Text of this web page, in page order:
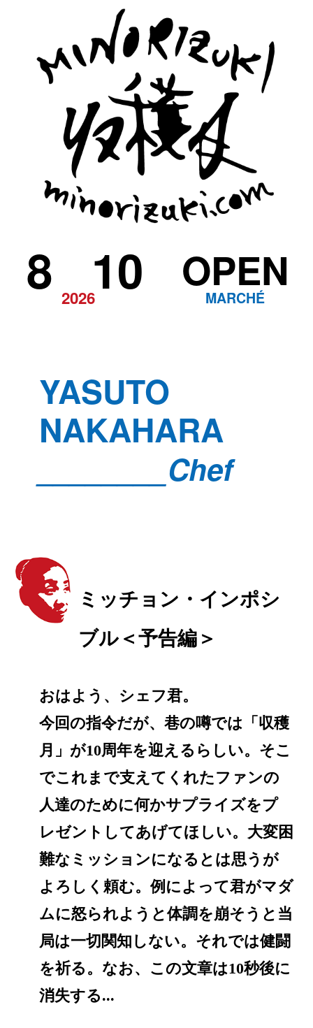
2026
8 10 MARCHÉ
OPEN
YASUTO
NAKAHARA
________Chef
ミッチョン・インポシ
ブル＜予告編＞
おはよう、シェフ君。
今回の指令だが、巷の噂では「収穫
月」が10周年を迎えるらしい。そこ
でこれまで支えてくれたファンの
人達のために何かサプライズをプ
レゼントしてあげてほしい。大変困
難なミッションになるとは思うが
よろしく頼む。例によって君がマダ
ムに怒られようと体調を崩そうと当
局は一切関知しない。それでは健闘
を祈る。なお、この文章は10秒後に
消失する...